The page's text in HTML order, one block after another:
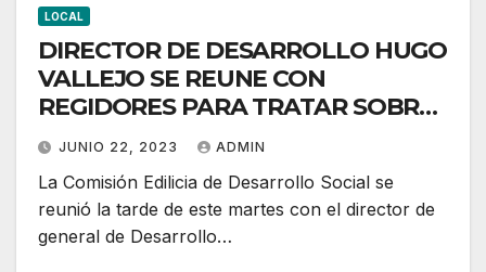
LOCAL
DIRECTOR DE DESARROLLO HUGO
VALLEJO SE REUNE CON
REGIDORES PARA TRATAR SOBRE
EL AGUA
JUNIO 22, 2023 ADMIN
La Comisión Edilicia de Desarrollo Social se
reunió la tarde de este martes con el director de
general de Desarrollo…